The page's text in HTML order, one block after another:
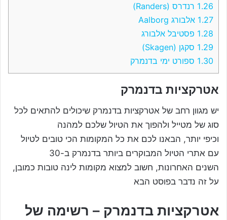
1.26 רנדרס (Randers)
1.27 אלבורג Aalborg
1.28 פסטיבל אלבורג
1.29 סקגן (Skagen)
1.30 ספורט ימי בדנמרק
אטרקציות בדנמרק
יש מגוון רחב של אטרקציות בדנמרק שיכולים להתאים לכל
סוג של מטייל ולהפוך את הטיול שלכם למהנה
וכיפי יותר, הבאנו לכם את כל המקומות הכי טובים לטיול
עם אתרי הטיול המבוקרים ביותר בדנמרק ב-30
השנים האחרונות, חשוב למצוא מקומות לינה טובות כמובן,
על זה נדבר בפוסט הבא
אטרקציות בדנמרק – רשימה של